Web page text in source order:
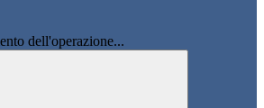
dell'operazione...